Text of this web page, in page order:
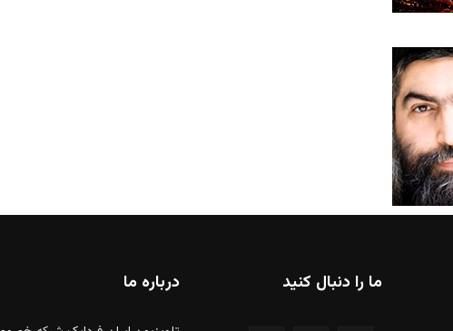
ما را دنبال کنید درباره ما